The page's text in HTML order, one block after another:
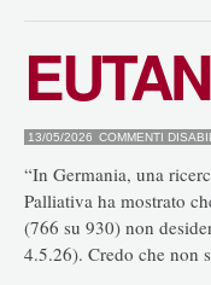
13/05/2026 COMMENTI
“In Germania, una
Palliativa ha mostrato
(766 su 930) non
4.5.26). Credo che non